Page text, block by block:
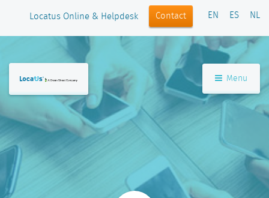
Locatus Online & Helpdesk Contact EN ES NL
Menu